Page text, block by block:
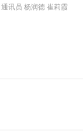
讯员 杨润德 崔莉霞